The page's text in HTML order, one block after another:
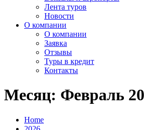
Лента туров
Новости
О компании
О компании
Заявка
Отзывы
Туры в кредит
Контакты
Месяц: Февраль
Home